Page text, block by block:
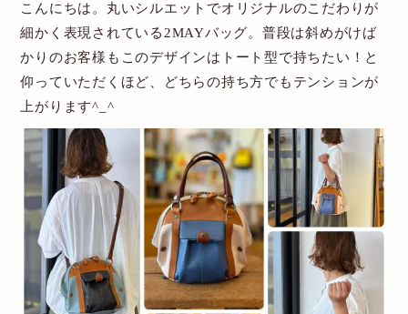
送料・お支払について
特定商取引関連表記
個人情報保護方針
お問い合わせ
こんにちは。丸いシルエットでオリジナルのこだわりが
細かく表現されている2MAYバッグ。普段は斜めがけば
かりのお客様もこのデザインはトート型で持ちたい！と
仰っていただくほど、どちらの持ち方でもテンションが
上がります^_^